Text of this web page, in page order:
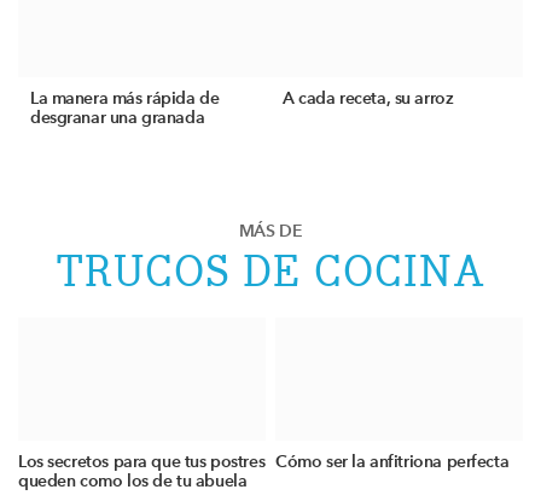
La manera más rápida de
desgranar una granada
A cada receta, su arroz
MÁS DE
TRUCOS DE COCINA
Los secretos para que tus postres
queden como los de tu abuela
Cómo ser la anfitriona perfecta